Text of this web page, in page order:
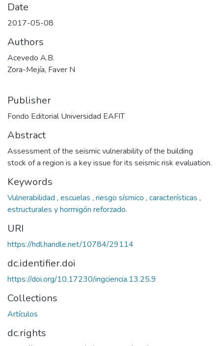
Date
2017-05-08
Authors
Acevedo A.B.
Zora-Mejía, Faver N
Publisher
Fondo Editorial Universidad EAFIT
Abstract
Assessment of the seismic vulnerability of the building
stock of a region is a key issue for its seismic risk evaluation.
Keywords
Vulnerabilidad , escuelas , riesgo sísmico , características ,
estructurales y hormigón reforzado.
URI
https://hdl.handle.net/10784/29114
dc.identifier.doi
https://doi.org/10.17230/ingciencia.13.25.9
Collections
Artículos
dc.rights